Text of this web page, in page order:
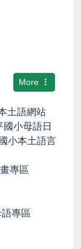
More
土語網站
小母語日
小本土語言
專區
專區